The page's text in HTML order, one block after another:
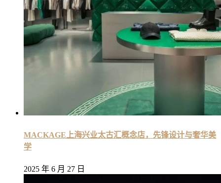
MACKAGE上海兴业太古汇概念店，先锋设计与奢华美
学
2025 年 6 月 27 日